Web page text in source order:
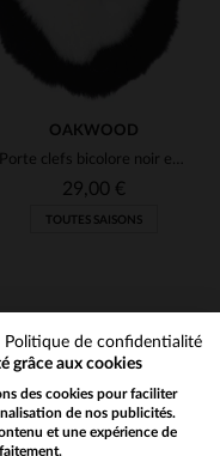
DISPONIBLES
OAKWOOD
Porte clefs bicolore noir et blanc
29,00 €
TOUTES SAISONS
promos
Politique de confidentialité
grâce aux cookies
des cookies pour faciliter
de nos publicités.
et une expérience de